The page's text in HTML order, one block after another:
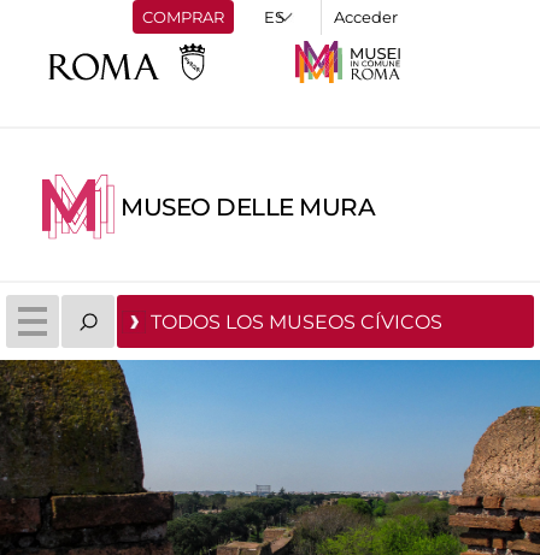
COMPRAR Acceder
MUSEO DELLE MURA
TODOS LOS MUSEOS CÍVICOS